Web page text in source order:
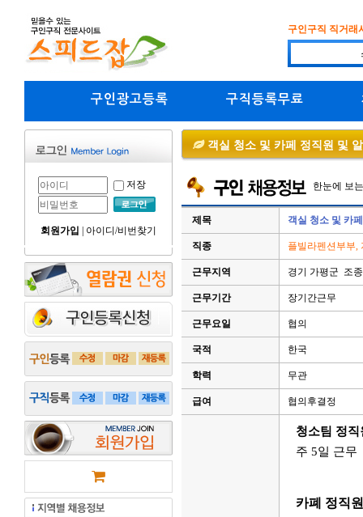
구인구직 직거래
구인광고등록 구직등록무료
저장
회원가입 아이디/비번찾기
객실 청소 및 카페 정직원 및
한눈에 보
제목 객실 청소 및 카
직종 플빌라펜션부부,
근무지역 경기 가평군 조
근무기간 장기간근무
근무요일 협의
국적 한국
학력 무관
급여 협의후결정
청소팀 정
주 5일 근무
카폐 정직